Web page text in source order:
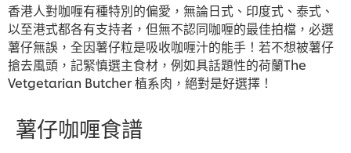
香港人對咖喱有種特別的偏愛，無論日式、印度式、泰式、
以至港式都各有支持者，但無不認同咖喱的最佳拍檔，必選
薯仔無誤，全因薯仔粒是吸收咖喱汁的能手！若不想被薯仔
搶去風頭，記緊慎選主食材，例如具話題性的荷蘭The
Vetgetarian Butcher 植系肉，絕對是好選擇！
薯仔咖喱食譜